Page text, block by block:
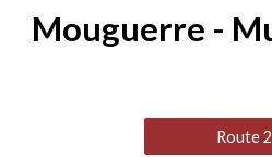
Mouguerre -
Route 2